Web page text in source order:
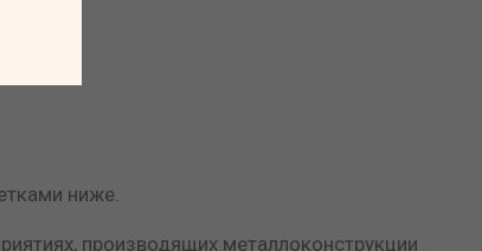
ниже.
производящих металлоконструкции